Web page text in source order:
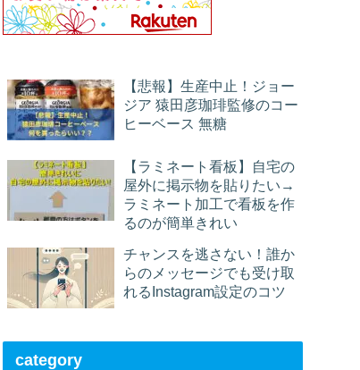
【悲報】生産中止！ジョー
ジア 猿田彦珈琲監修のコー
ヒーベース 無糖
【ラミネート看板】自宅の
屋外に掲示物を貼りたい→
ラミネート加工で看板を作
るのが簡単きれい
チャンスを逃さない！誰か
らのメッセージでも受け取
れるInstagram設定のコツ
category